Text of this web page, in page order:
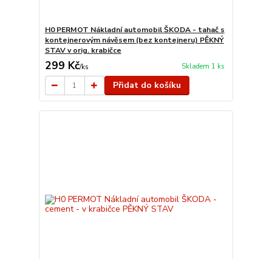
H0 PERMOT Nákladní automobil ŠKODA - tahač s
kontejnerovým návěsem (bez kontejneru) PĚKNÝ
STAV v orig. krabičce
299 Kč/ks Skladem 1 ks
Přidat do košíku